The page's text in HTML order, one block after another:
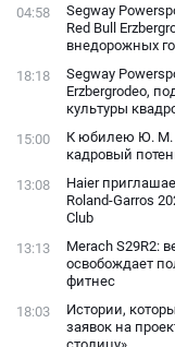
04:58
Segway
Red Bull
внедорожных
18:18
Segway
Erzbergrodeo,
культуры
15:00
К юбилею Ю. М.
кадровый
13:08
Haier
Roland-Garros
Club
13:13
Merach S29R2:
освобождает
фитнес
18:03
Истории,
заявок на